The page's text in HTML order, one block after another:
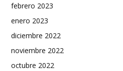
febrero 2023
enero 2023
diciembre 2022
noviembre 2022
octubre 2022